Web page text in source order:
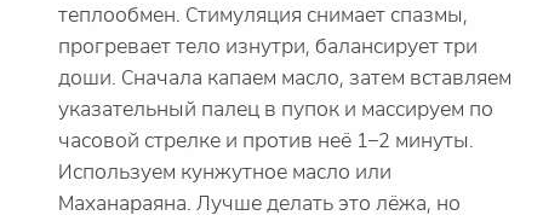
теплообмен. Стимуляция снимает спазмы,
прогревает тело изнутри, балансирует три
доши. Сначала капаем масло, затем вставляем
указательный палец в пупок и массируем по
часовой стрелке и против неё 1–2 минуты.
Используем кунжутное масло или
Маханараяна. Лучше делать это лёжа, но